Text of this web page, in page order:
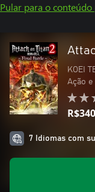
Pular para o
KOEI
Ação
7 Idiomas com